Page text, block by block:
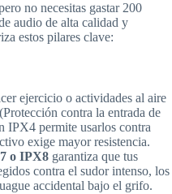
no necesitas gastar 200
audio de alta calidad y
estos pilares clave:
ejercicio o actividades al aire
contra la entrada de
IPX4 permite usarlos contra
exige mayor resistencia.
o IPX8 garantiza que tus
contra el sudor intenso, los
accidental bajo el grifo.